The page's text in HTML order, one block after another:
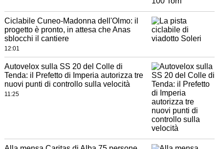
Ciclabile Cuneo-Madonna dell'Olmo: il
progetto è pronto, in attesa che Anas
sblocchi il cantiere
12:01
Autovelox sulla SS 20 del Colle di
Tenda: il Prefetto di Imperia autorizza tre
nuovi punti di controllo sulla velocità
11:25